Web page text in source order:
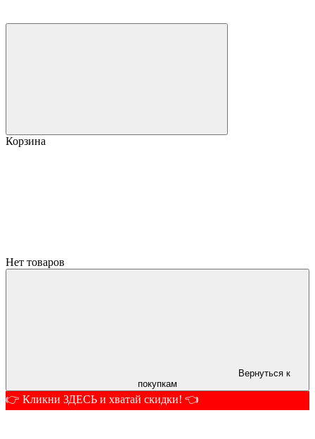
Корзина
Нет товаров
Вернуться к
покупкам
👉 Кликни ЗДЕСЬ и хватай скидки! 👈